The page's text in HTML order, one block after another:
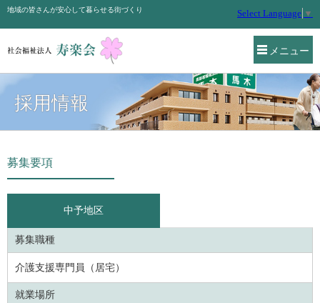
メニュー
地域の皆さんが安心して暮らせる街づくり Select Language ▼
採用情報
募集要項
中予地区
募集職種
介護支援専門員（居宅）
就業場所